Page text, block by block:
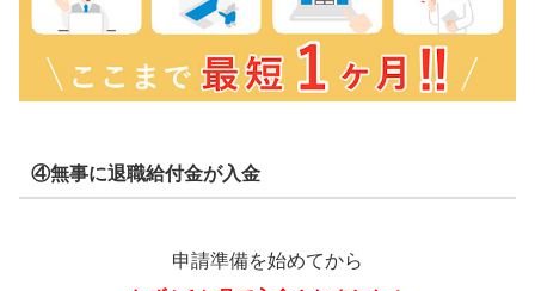
④無事に退職給付金が入金
申請準備を始めてから